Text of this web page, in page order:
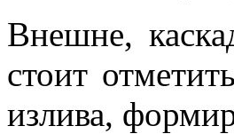
Внешне,
стоит
излива,